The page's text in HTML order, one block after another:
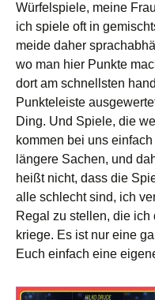
Würfelspiele, meine
ich spiele oft in
meide daher
wo man hier Punkte
dort am schnellsten
Punkteleiste
Ding. Und Spiele, die
kommen bei uns
längere Sachen, und
heißt nicht, dass die
alle schlecht sind, ich
Regal zu stellen, die
kriege. Es ist nur eine
Euch einfach eine